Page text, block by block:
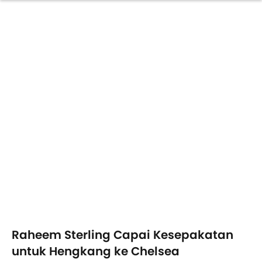
Raheem Sterling Capai Kesepakatan
untuk Hengkang ke Chelsea